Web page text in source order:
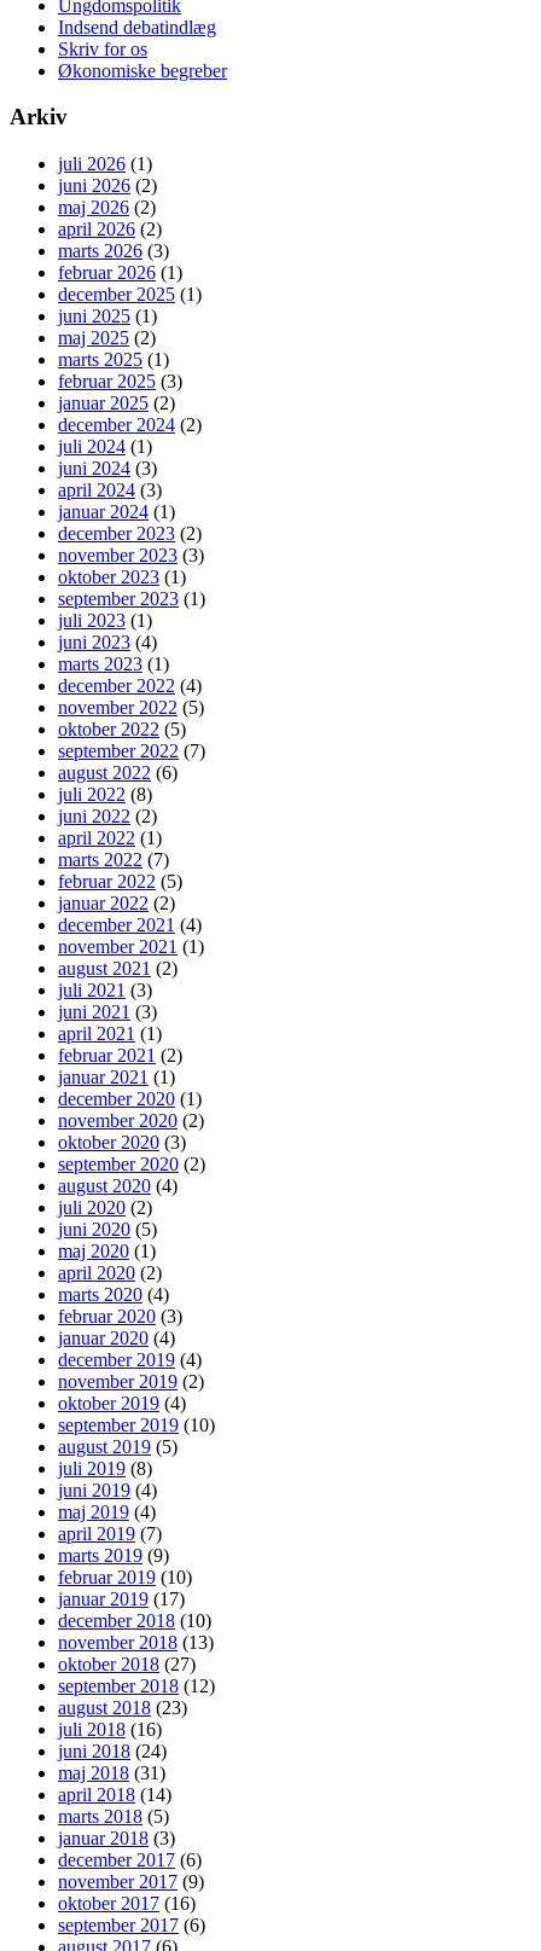
Ungdomspolitik
Indsend debatindlæg
Skriv for os
Økonomiske begreber
Arkiv
juli 2026 (1)
juni 2026 (2)
maj 2026 (2)
april 2026 (2)
marts 2026 (3)
februar 2026 (1)
december 2025 (1)
juni 2025 (1)
maj 2025 (2)
marts 2025 (1)
februar 2025 (3)
januar 2025 (2)
december 2024 (2)
juli 2024 (1)
juni 2024 (3)
april 2024 (3)
januar 2024 (1)
december 2023 (2)
november 2023 (3)
oktober 2023 (1)
september 2023 (1)
juli 2023 (1)
juni 2023 (4)
marts 2023 (1)
december 2022 (4)
november 2022 (5)
oktober 2022 (5)
september 2022 (7)
august 2022 (6)
juli 2022 (8)
juni 2022 (2)
april 2022 (1)
marts 2022 (7)
februar 2022 (5)
januar 2022 (2)
december 2021 (4)
november 2021 (1)
august 2021 (2)
juli 2021 (3)
juni 2021 (3)
april 2021 (1)
februar 2021 (2)
januar 2021 (1)
december 2020 (1)
november 2020 (2)
oktober 2020 (3)
september 2020 (2)
august 2020 (4)
juli 2020 (2)
juni 2020 (5)
maj 2020 (1)
april 2020 (2)
marts 2020 (4)
februar 2020 (3)
januar 2020 (4)
december 2019 (4)
november 2019 (2)
oktober 2019 (4)
september 2019 (10)
august 2019 (5)
juli 2019 (8)
juni 2019 (4)
maj 2019 (4)
april 2019 (7)
marts 2019 (9)
februar 2019 (10)
januar 2019 (17)
december 2018 (10)
november 2018 (13)
oktober 2018 (27)
september 2018 (12)
august 2018 (23)
juli 2018 (16)
juni 2018 (24)
maj 2018 (31)
april 2018 (14)
marts 2018 (5)
januar 2018 (3)
december 2017 (6)
november 2017 (9)
oktober 2017 (16)
september 2017 (6)
august 2017 (6)